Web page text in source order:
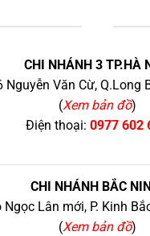
CHI NHÁNH 3 TP.HÀ
Nguyễn Văn Cừ, Q.Long
(Xem bản đồ)
Điện thoại: 0977 602
CHI NHÁNH BẮC
Ngọc Lân mới, P. Kinh
(Xem bản đồ)